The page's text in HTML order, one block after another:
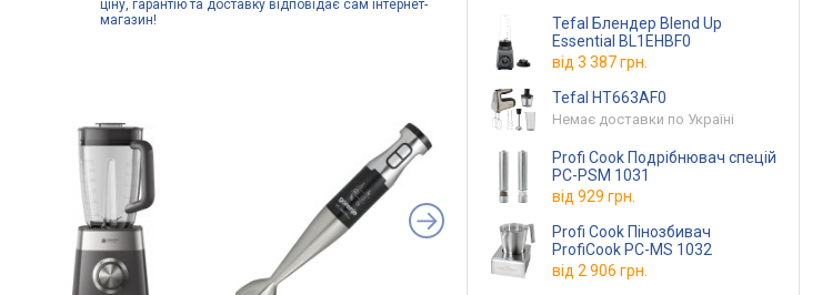
ціну, гарантію та доставку відповідає сам інтернет-
магазин!
Tefal Блендер Blend Up
Essential BL1EHBF0
від 3 387 грн.
Tefal HT663AF0
Немає доставки по Україні
Profi Cook Подрібнювач спецій
PC-PSM 1031
від 929 грн.
Profi Cook Пінозбивач
ProfiCook PC-MS 1032
від 2 906 грн.